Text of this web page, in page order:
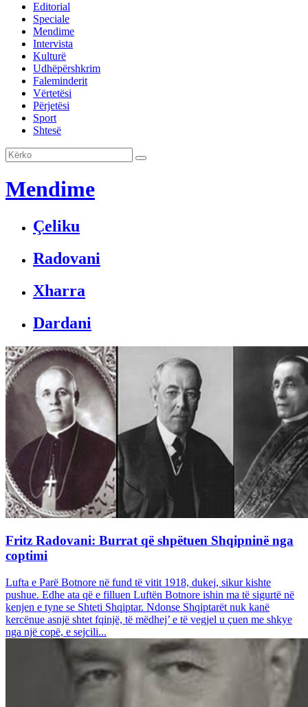
Editorial
Speciale
Mendime
Intervista
Kulturë
Udhëpërshkrim
Faleminderit
Vërtetësi
Përjetësi
Sport
Shtesë
Mendime
Çeliku
Radovani
Xharra
Dardani
Fritz Radovani: Burrat që shpëtuen Shqipninë nga
coptimi
Lufta e Parë Botnore në fund të vitit 1918, dukej, sikur kishte
pushue. Edhe ata që e filluen Luftën Botnore ishin ma të sigurtë në
kenjen e tyne se Shteti Shqiptar. Ndonse Shqiptarët nuk kanë
kercënue asnjë shtet fqinjë, të mëdhej’ e të vegjel u çuen me shkye
nga një copë, e sejcili...